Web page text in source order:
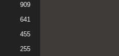
909
641
455
255